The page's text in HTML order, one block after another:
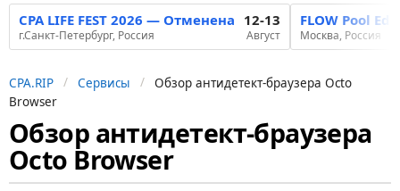
CPA LIFE FEST 2026 — Отменена
г.Санкт-Петербург, Россия
12-13
Август
FLOW Pool
Москва, Россия
CPA.RIP Сервисы
Обзор антидетект-браузера Octo
Browser
3
м
е
Обзор антидетект-браузера
Octo Browser